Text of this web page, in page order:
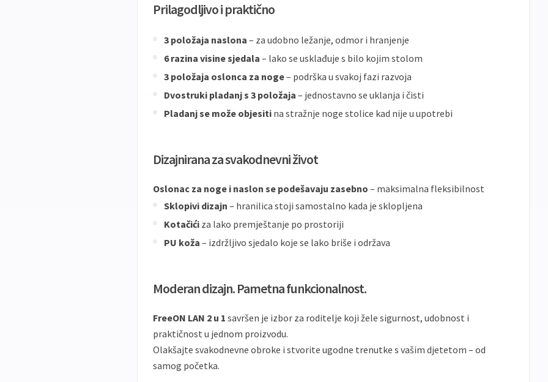
Prilagodljivo i praktično
3 položaja naslona – za udobno ležanje, odmor i hranjenje
6 razina visine sjedala – lako se usklađuje s bilo kojim stolom
3 položaja oslonca za noge– podrška u svakoj fazi razvoja
Dvostruki pladanj s 3 položaja – jednostavno se uklanja i čisti
Pladanj se može objesiti na stražnje noge stolice kad nije u upotrebi
Dizajnirana za svakodnevni život
Oslonac za noge i naslon se podešavaju zasebno – maksimalna fleksibilnost
Sklopivi dizajn – hranilica stoji samostalno kada je sklopljena
Kotačići za lako premještanje po prostoriji
PU koža – izdržljivo sjedalo koje se lako briše i održava
Moderan dizajn. Pametna funkcionalnost.
FreeON LAN 2 u 1 savršen je izbor za roditelje koji žele sigurnost, udobnost i
praktičnost u jednom proizvodu.
Olakšajte svakodnevne obroke i stvorite ugodne trenutke s vašim djetetom – od
samog početka.